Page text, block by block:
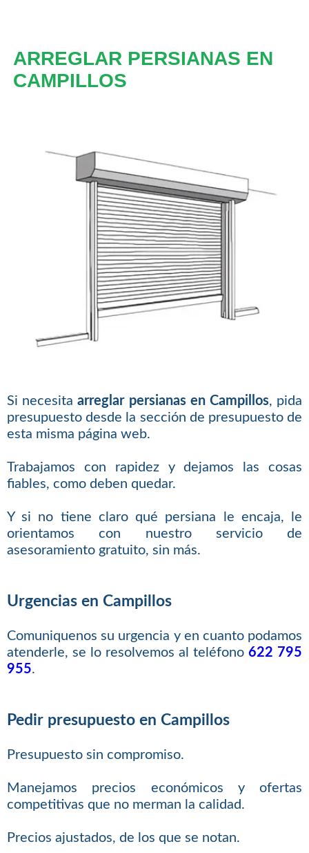
ARREGLAR PERSIANAS EN
CAMPILLOS
Si necesitaarreglar persianas en Campillos, pida
presupuesto desde la sección de presupuesto de
esta misma página web.
Trabajamos con rapidez y dejamos las cosas
fiables, como deben quedar.
Y si no tiene claro qué persiana le encaja, le
orientamos con nuestro servicio de
asesoramiento gratuito, sin más.
Urgencias en Campillos
Comuniquenos su urgencia y en cuanto podamos
atenderle, se lo resolvemos al teléfono622 795
955.
Pedir presupuesto en Campillos
Presupuesto sin compromiso.
Manejamos precios económicos y ofertas
competitivas que no merman la calidad.
Precios ajustados, de los que se notan.